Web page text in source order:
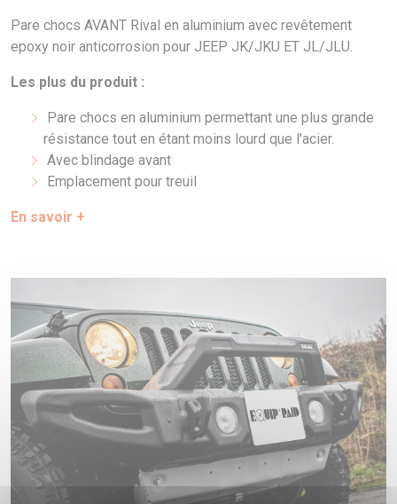
Pare chocs AVANT Rival en aluminium avec revêtement
epoxy noir anticorrosion pour JEEP JK/JKU ET JL/JLU.
Les plus du produit :
Pare chocs en aluminium permettant une plus grande
résistance tout en étant moins lourd que l'acier.
Avec blindage avant
Emplacement pour treuil
En savoir +